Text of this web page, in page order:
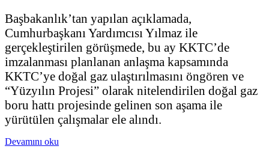
Başbakanlık’tan yapılan açıklamada,
Cumhurbaşkanı Yardımcısı Yılmaz ile
gerçekleştirilen görüşmede, bu ay KKTC’de
imzalanması planlanan anlaşma kapsamında
KKTC’ye doğal gaz ulaştırılmasını öngören ve
“Yüzyılın Projesi” olarak nitelendirilen doğal gaz
boru hattı projesinde gelinen son aşama ile
yürütülen çalışmalar ele alındı.
Devamını oku